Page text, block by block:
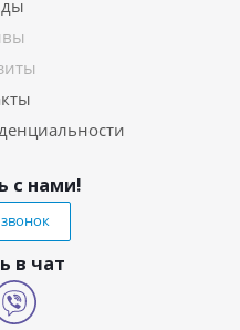
с нами!
в чат